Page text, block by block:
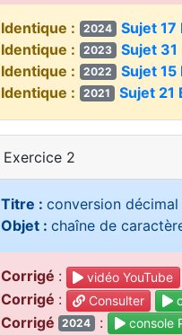
Identique : 2024 Sujet 17
Identique : 2023 Sujet 31
Identique : 2022 Sujet 15
Identique : 2021 Sujet 21
Exercice 2
Titre : conversion
Objet : chaîne de
Corrigé : vidéo YouTube
Corrigé : Consulter
Corrigé 2024 : console